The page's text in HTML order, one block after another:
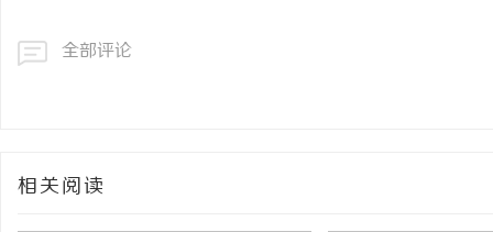
全部评论
相关阅读